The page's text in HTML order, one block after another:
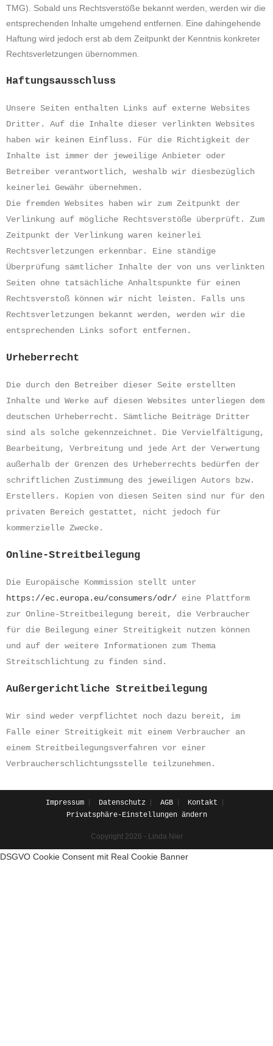
TMG). Sobald uns Rechtsverstöße bekannt werden, werden wir die
entsprechenden Inhalte umgehend entfernen. Eine dahingehende
Haftung wird jedoch erst ab dem Zeitpunkt der Kenntnis konkreter
Rechtsverletzungen übernommen.
Haftungsausschluss
Unsere Seiten enthalten Links auf externe Websites
Dritter. Auf die Inhalte dieser verlinkten Websites
haben wir keinen Einfluss. Für die Richtigkeit der
Inhalte ist immer der jeweilige Anbieter oder
Betreiber verantwortlich, weshalb wir diesbezüglich
keinerlei Gewähr übernehmen.
Die fremden Websites haben wir zum Zeitpunkt der
Verlinkung auf mögliche Rechtsverstöße überprüft. Zum
Zeitpunkt der Verlinkung waren keinerlei
Rechtsverletzungen erkennbar. Eine ständige
Überprüfung sämtlicher Inhalte der von uns verlinkten
Seiten ohne tatsächliche Anhaltspunkte für einen
Rechtsverstoß können wir nicht leisten. Falls uns
Rechtsverletzungen bekannt werden, werden wir die
entsprechenden Links sofort entfernen.
Urheberrecht
Die durch den Betreiber dieser Seite erstellten
Inhalte und Werke auf diesen Websites unterliegen dem
deutschen Urheberrecht. Sämtliche Beiträge Dritter
sind als solche gekennzeichnet. Die Vervielfältigung,
Bearbeitung, Verbreitung und jede Art der Verwertung
außerhalb der Grenzen des Urheberrechts bedürfen der
schriftlichen Zustimmung des jeweiligen Autors bzw.
Erstellers. Kopien von diesen Seiten sind nur für den
privaten Bereich gestattet, nicht jedoch für
kommerzielle Zwecke.
Online-Streitbeilegung
Die Europäische Kommission stellt unter
https://ec.europa.eu/consumers/odr/ eine Plattform
zur Online-Streitbeilegung bereit, die Verbraucher
für die Beilegung einer Streitigkeit nutzen können
und auf der weitere Informationen zum Thema
Streitschlichtung zu finden sind.
Außergerichtliche Streitbeilegung
Wir sind weder verpflichtet noch dazu bereit, im
Falle einer Streitigkeit mit einem Verbraucher an
einem Streitbeilegungsverfahren vor einer
Verbraucherschlichtungsstelle teilzunehmen.
Impressum Datenschutz AGB
Kontakt
Privatsphäre-Einstellungen ändern
Copyright 2026 - Linda Nier
DSGVO Cookie Consent mit Real Cookie Banner